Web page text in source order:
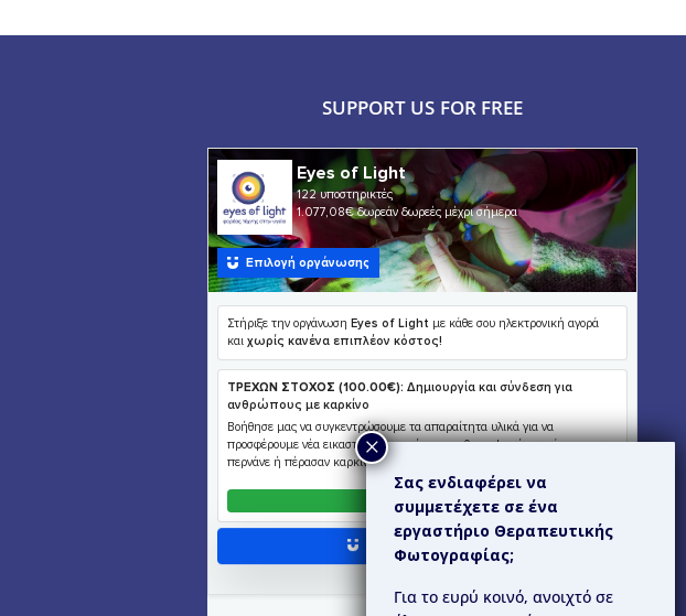
SUPPORT US FOR FREE
Σας ενδιαφέρει να
συμμετέχετε σε ένα
εργαστήριο Θεραπευτικής
Φωτογραφίας;
Για το ευρύ κοινό, ανοιχτό σε